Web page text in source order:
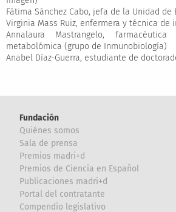
Fátima Sánchez Cabo, jefa de la Unidad
Virginia Mass Ruiz, enfermera y técnica de
Annalaura Mastrangelo,
metabolómica (grupo de Inmunobiología)
Anabel Díaz-Guerra, estudiante de
Fundación
Quiénes somos
Sala de prensa
Premios madri+d
Premios de Ciencia en Español
Publicaciones madri+d
Portal del contratante
Compendio legislativo